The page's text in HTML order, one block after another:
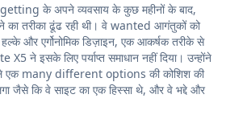
getting के अपने व्यवसाय के कुछ महीनों के बाद,
तरीका ढूंढ रही थी। वे wanted आगंतुकों को
और एर्गोनोमिक डिज़ाइन, एक आकर्षक तरीके से
ने इसके लिए पर्याप्त समाधान नहीं दिया। उन्होंने
एक many different options की कोशिश की
जैसे कि वे साइट का एक हिस्सा थे, और वे भद्दे और